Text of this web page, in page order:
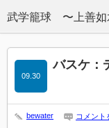
バスケ：
09.30
bewater コメント